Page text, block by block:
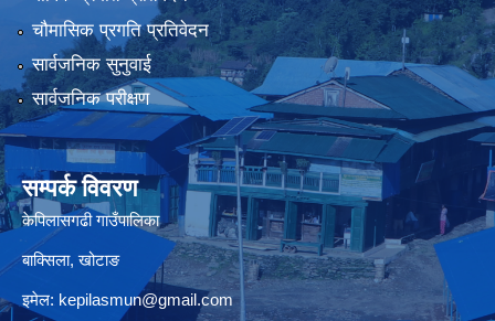
चौमासिक प्रगति प्रतिवेदन
सार्वजनिक सुनुवाई
सार्वजनिक परीक्षण
सम्पर्क विवरण
केपिलासगढी गाउँपालिका
बाक्सिला, खोटाङ
इमेल: kepilasmun@gmail.com